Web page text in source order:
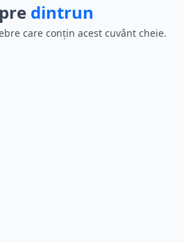
dintrun
care conțin acest cuvânt cheie.